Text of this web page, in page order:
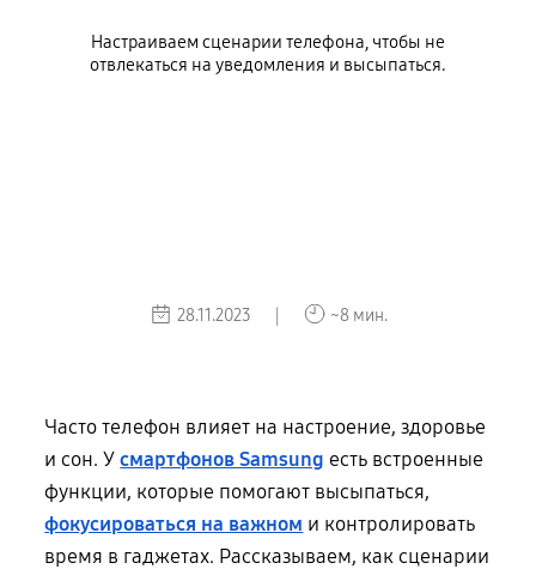
Настраиваем сценарии телефона, чтобы не
отвлекаться на уведомления и высыпаться.
28.11.2023 | ~8 мин.
Часто телефон влияет на настроение, здоровье
и сон. Усмартфонов Samsung есть встроенные
функции, которые помогают высыпаться,
фокусироваться на важном и контролировать
время в гаджетах. Рассказываем, как сценарии